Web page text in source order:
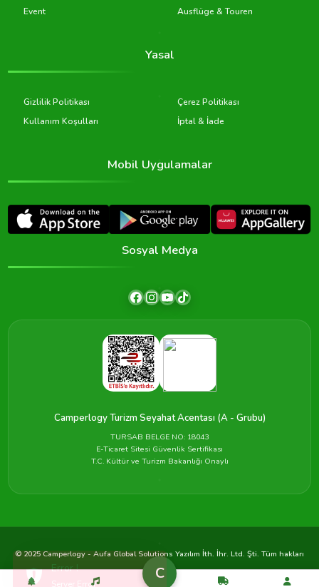
C
Event
Ausflüge & Touren
Yasal
Gizlilik Politikası
Çerez Politikası
Kullanım Koşulları
İptal & İade
Mobil Uygulamalar
Sosyal Medya
Camperlogy Turizm Seyahat Acentası (A - Grubu)
TURSAB BELGE NO: 18043
E-Ticaret Sitesi Güvenlik Sertifikası
T.C. Kültür ve Turizm Bakanlığı Onaylı
© 2025 Camperlogy - Aufa Global Solutions Yazılım İth. İhr. Ltd. Şti. Tüm hakları
saklıdır.
Çerezler Koşullar